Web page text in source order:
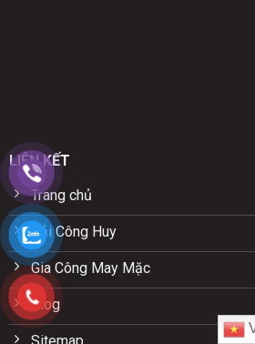
LIÊN KẾT
Trang chủ
Vải Công Huy
Gia Công May Mặc
Blog